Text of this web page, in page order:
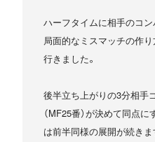
ハーフタイムに相手のコ
局面的なミスマッチの作
行きました。
後半立ち上がりの3分相手
（MF25番）が決めて同点
は前半同様の展開が続き